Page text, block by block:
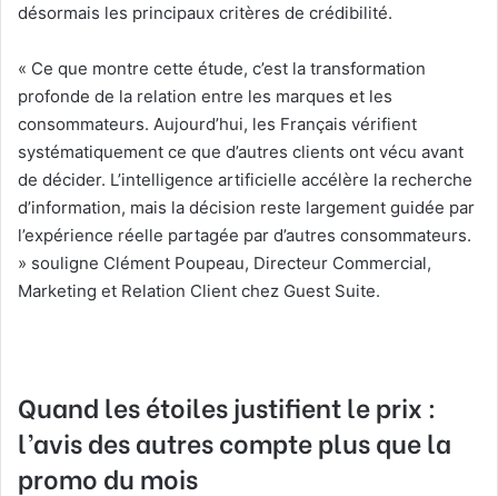
désormais les principaux critères de crédibilité.
« Ce que montre cette étude, c’est la transformation
profonde de la relation entre les marques et les
consommateurs. Aujourd’hui, les Français vérifient
systématiquement ce que d’autres clients ont vécu avant
de décider. L’intelligence artificielle accélère la recherche
d’information, mais la décision reste largement guidée par
l’expérience réelle partagée par d’autres consommateurs.
» souligne Clément Poupeau, Directeur Commercial,
Marketing et Relation Client chez Guest Suite.
Quand les étoiles justifient le prix :
l’avis des autres compte plus que la
promo du mois